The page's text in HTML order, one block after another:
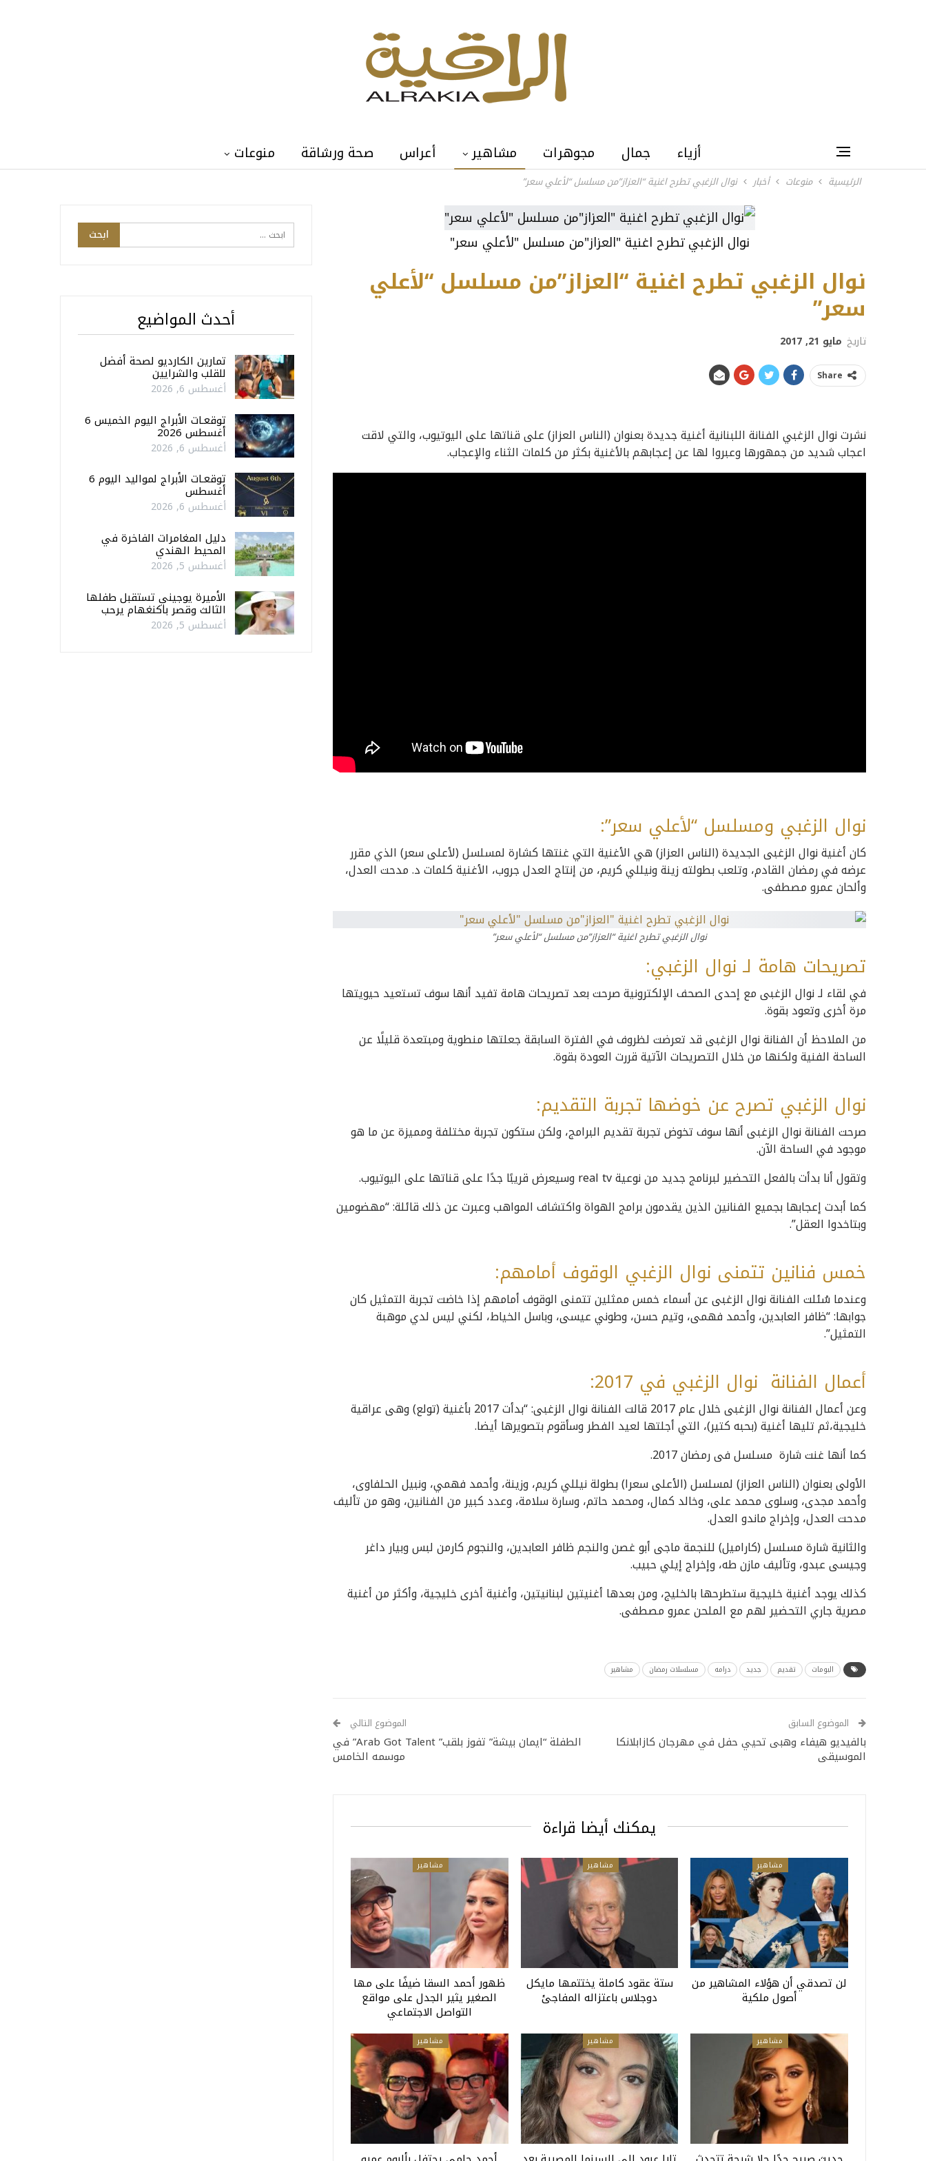
أزياء جمال مجوهرات مشاهير أعراس صحة ورشاقة منوعات
الرئيسية منوعات أخبار نوال الزغبي تطرح اغنية “العزاز”من مسلسل “لأعلي سعر”
نوال الزغبي تطرح اغنية "العزاز"من مسلسل "لأعلي سعر"
نوال الزغبي تطرح اغنية “العزاز”من مسلسل “لأعلي
سعر”
تاريخ مايو 21, 2017
Share
نشرت نوال الزغبي الفنانة اللبنانية أغنية جديدة بعنوان (الناس العزاز) على قناتها على اليوتيوب، والتي لاقت
اعجاب شديد من جمهورها وعبروا لها عن إعجابهم بالأغنية بكثر من كلمات الثناء والإعجاب.
نوال الزغبي ومسلسل “لأعلي سعر”:
كان أغنية نوال الزغبى الجديدة (الناس العزاز) هي الأغنية التي غنتها كشارة لمسلسل (لأعلى سعر) الذي مقرر
عرضه في رمضان القادم، وتلعب بطولته زينة ونيللي كريم، من إنتاج العدل جروب، الأغنية كلمات د. مدحت العدل،
وألحان عمرو مصطفى.
نوال الزغبي تطرح اغنية “العزاز”من مسلسل “لأعلي سعر”
تصريحات هامة لـ نوال الزغبي:
في لقاء لـ نوال الزغبىمع إحدى الصحف الإلكترونية صرحت بعد تصريحات هامة تفيد أنها سوف تستعيد حيويتها
مرة أخرى وتعود بقوة.
من الملاحظ أن الفنانة نوال الزغبى قد تعرضت لظروف في الفترة السابقة جعلتها منطوية ومبتعدة قليلًا عن
الساحة الفنية ولكنها من خلال التصريحات الآتية قررت العودة بقوة.
نوال الزغبي تصرح عن خوضها تجربة التقديم:
صرحت الفنانة نوال الزغبى أنها سوف تخوض تجربة تقديم البرامج، ولكن ستكون تجربة مختلفة ومميزة عن ما هو
موجود في الساحة الآن.
وتقول أنا بدأت بالفعل التحضير لبرنامج جديد من نوعية real tv وسيعرض قريبًا جدًا على قناتها على اليوتيوب.
كما أبدت إعجابها بجميع الفنانين الذين يقدمون برامج الهواة واكتشاف المواهب وعبرت عن ذلك قائلة: “مهضومين
وبتاخدوا العقل”.
خمس فنانين تتمنى نوال الزغبي الوقوف أمامهم:
وعندما سُئلت الفنانة نوال الزغبى عن أسماء خمس ممثلين تتمنى الوقوف أمامهم إذا خاضت تجربة التمثيل كان
جوابها: “ظافر العابدين، وأحمد فهمى، وتيم حسن، وطوني عيسى، وباسل الخياط، لكني ليس لدي موهبة
التمثيل”.
أعمال الفنانة نوال الزغبي في 2017:
وعن أعمال الفنانة نوال الزغبى خلال عام 2017 قالت الفنانة نوال الزغبى: “بدأت 2017 بأغنية (تولع) وهى عراقية
خليجية،ثم تليها أغنية (بحبه كتير)، التي أجلتها لعيد الفطر وسأقوم بتصويرها أيضا.
كما أنها غنت شارة مسلسل فى رمضان 2017.
الأولى بعنوان (الناس العزاز) لمسلسل (الأعلى سعرا) بطولة نيللي كريم، وزينة، وأحمد فهمي، ونبيل الحلفاوى،
وأحمد مجدى، وسلوى محمد على، وخالد كمال، ومحمد حاتم، وسارة سلامة، وعدد كبير من الفنانين، وهو من تأليف
مدحت العدل، وإخراج ماندو العدل.
والثانية شارة مسلسل (كاراميل) للنجمة ماجى أبو غصن والنجم ظافر العابدين، والنجوم كارمن لبس وبيار داغر
وجيسى عبدو، وتأليف مازن طه، وإخراج إيلي حبيب.
كذلك يوجد أغنية خليجية ستطرحها بالخليج، ومن بعدها أغنيتين لبنانيتين، وأغنية أخرى خليجية، وأكثر من أغنية
مصرية جاري التحضير لهم مع الملحن عمرو مصطفى.
البومات تقديم جديد درامه مسلسلات رمضان مشاهير
الموضوع السابق
بالفيديو هيفاء وهبى تحيي حفل في مهرجان كازابلانكا
الموسيقى
الموضوع التالي
الطفلة “ايمان بيشة” تفوز بلقب” Arab Got Talent” في
موسمه الخامس
يمكنك أيضا قراءة
مشاهير
لن تصدقي أن هؤلاء المشاهير من
أصول ملكية
مشاهير
ستة عقود كاملة يختتمها مايكل
دوجلاس باعتزاله المفاجئ
مشاهير
ظهور أحمد السقا ضيفًا على مها
الصغير يثير الجدل على مواقع
التواصل الاجتماعي
مشاهير مشاهير مشاهير
أحدث المواضيع
تمارين الكارديو لصحة أفضل
للقلب والشرايين
أغسطس 6, 2026
توقعـات الأبراج اليوم الخميس 6
أغسطس 2026
أغسطس 6, 2026
توقعـات الأبراج لمواليد اليوم 6
أغسطس
أغسطس 6, 2026
دليل المغامرات الفاخرة في
المحيط الهندي
أغسطس 5, 2026
الأميرة يوجيني تستقبل طفلها
الثالث وقصر باكنغهام يرحب
أغسطس 5, 2026